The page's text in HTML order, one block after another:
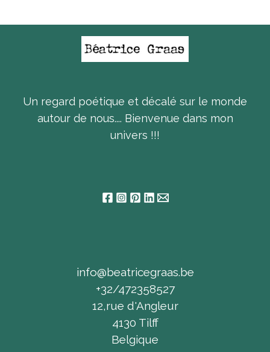
Un regard poétique et décalé sur le monde
autour de nous.... Bienvenue dans mon
univers !!!
info@beatricegraas.be
+32/472358527
12,rue d'Angleur
4130 Tilff
Belgique